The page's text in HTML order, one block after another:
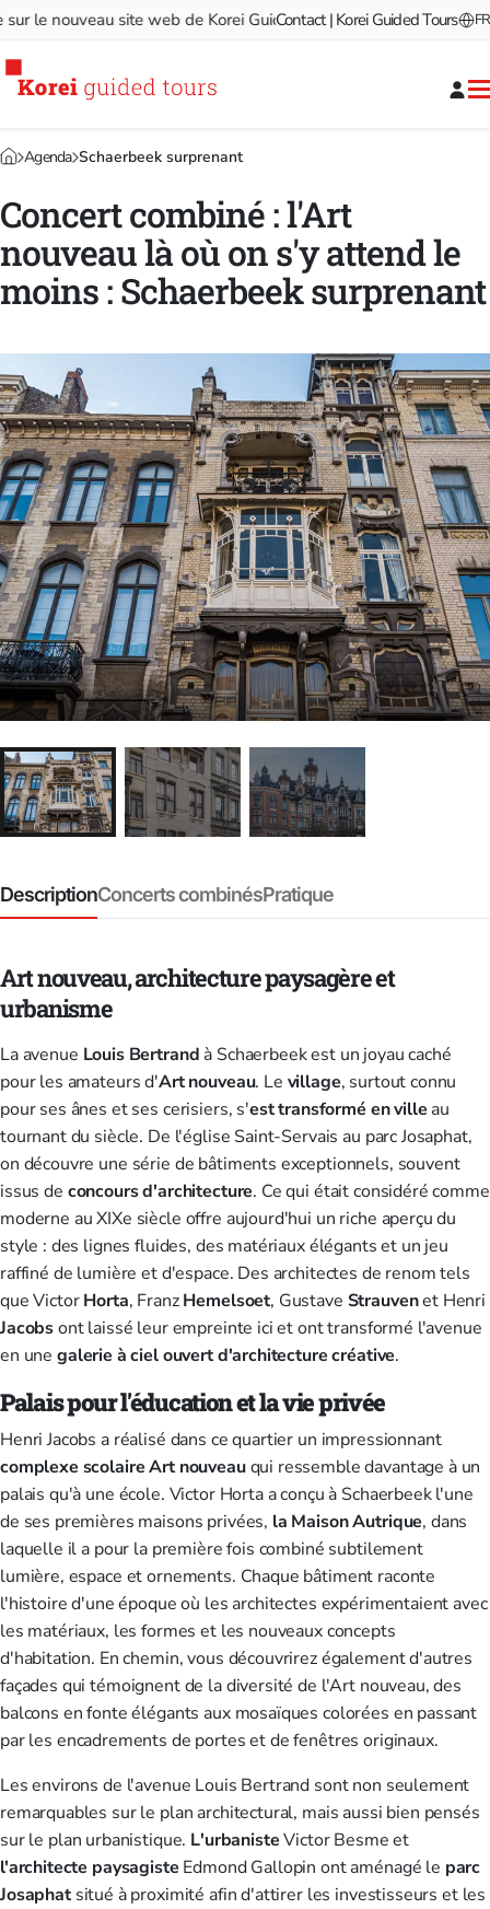
le nouveau site web de Korei Guided Tours! Bienvenue sur
Contact | Korei Guided Tours FR
Agenda Schaerbeek surprenant
Concert combiné : l'Art
nouveau là où on s'y attend le
moins : Schaerbeek surprenant
DescriptionConcerts combinésPratique
Art nouveau, architecture paysagère et
urbanisme
La avenue Louis Bertrand à Schaerbeek est un joyau caché
pour les amateurs d'Art nouveau. Le village, surtout connu
pour ses ânes et ses cerisiers, s'esttransformé en ville au
tournant du siècle. De l'église Saint-Servais au parc Josaphat,
on découvre une série de bâtiments exceptionnels, souvent
issus de concours d'architecture. Ce qui était considéré comme
moderne au XIXe siècle offre aujourd'hui un riche aperçu du
style : des lignes fluides, des matériaux élégants et un jeu
raffiné de lumière et d'espace. Des architectes de renom tels
que VictorHorta, FranzHemelsoet, Gustave Strauvenet Henri
Jacobsont laissé leur empreinte ici et ont transformé l'avenue
en une galerie à ciel ouvert d'architecture créative.
Palais pour l'éducation et la vie privée
Henri Jacobs a réalisé dans ce quartier un impressionnant
complexe scolaire Art nouveauqui ressemble davantage à un
palais qu'à une école. Victor Horta a conçu à Schaerbeek l'une
de ses premières maisons privées, la Maison Autrique, dans
laquelle il a pour la première fois combiné subtilement
lumière, espace et ornements. Chaque bâtiment raconte
l'histoire d'une époque où les architectes expérimentaient avec
les matériaux, les formes et les nouveaux concepts
d'habitation. En chemin, vous découvrirez également d'autres
façades qui témoignent de la diversité de l'Art nouveau, des
balcons en fonte élégants aux mosaïques colorées en passant
par les encadrements de portes et de fenêtres originaux.
Les environs de l'avenue Louis Bertrand sont non seulement
remarquables sur le plan architectural, mais aussi bien pensés
sur le plan urbanistique. L'urbanisteVictor Besme et
l'architecte paysagiste Edmond Gallopin ont aménagé le parc
Josaphatsitué à proximité afin d'attirer les investisseurs et les